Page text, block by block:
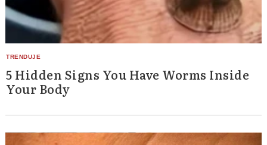
5 Hidden Signs You Have Worms Inside
Your Body